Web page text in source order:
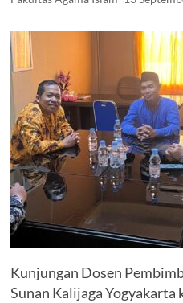
Kunjungan Dosen
Sunan Kalijaga Yogyakarta